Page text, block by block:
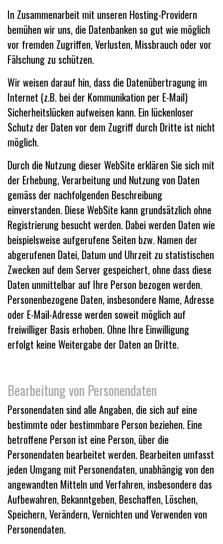
In Zusammenarbeit mit unseren Hosting-Providern
bemühen wir uns, die Datenbanken so gut wie möglich
vor fremden Zugriffen, Verlusten, Missbrauch oder vor
Fälschung zu schützen.
Wir weisen darauf hin, dass die Datenübertragung im
Internet (z.B. bei der Kommunikation per E-Mail)
Sicherheitslücken aufweisen kann. Ein lückenloser
Schutz der Daten vor dem Zugriff durch Dritte ist nicht
möglich.
Durch die Nutzung dieser WebSite erklären Sie sich mit
der Erhebung, Verarbeitung und Nutzung von Daten
gemäss der nachfolgenden Beschreibung
einverstanden. Diese WebSite kann grundsätzlich ohne
Registrierung besucht werden. Dabei werden Daten wie
beispielsweise aufgerufene Seiten bzw. Namen der
abgerufenen Datei, Datum und Uhrzeit zu statistischen
Zwecken auf dem Server gespeichert, ohne dass diese
Daten unmittelbar auf Ihre Person bezogen werden.
Personenbezogene Daten, insbesondere Name, Adresse
oder E-Mail-Adresse werden soweit möglich auf
freiwilliger Basis erhoben. Ohne Ihre Einwilligung
erfolgt keine Weitergabe der Daten an Dritte.
Bearbeitung von Personendaten
Personendaten sind alle Angaben, die sich auf eine
bestimmte oder bestimmbare Person beziehen. Eine
betroffene Person ist eine Person, über die
Personendaten bearbeitet werden. Bearbeiten umfasst
jeden Umgang mit Personendaten, unabhängig von den
angewandten Mitteln und Verfahren, insbesondere das
Aufbewahren, Bekanntgeben, Beschaffen, Löschen,
Speichern, Verändern, Vernichten und Verwenden von
Personendaten.